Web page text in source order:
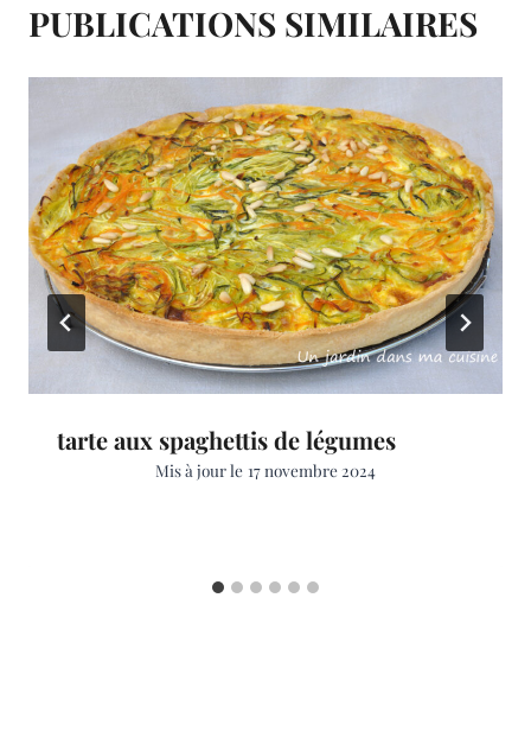
PUBLICATIONS SIMILAIRES
tarte aux spaghettis de légumes
Mis à jour le 17 novembre 2024